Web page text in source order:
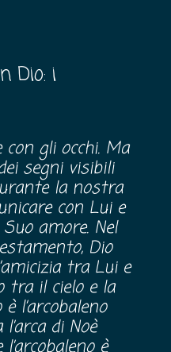
Dio: i
gli occhi. Ma
segni visibili
la nostra
con Lui e
amore. Nel
Dio
tra Lui e
tra il cielo e la
l’arcobaleno
di Noè